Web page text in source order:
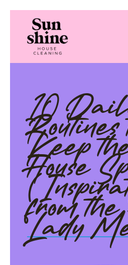
10
Routines
Keep
House
from
Lady